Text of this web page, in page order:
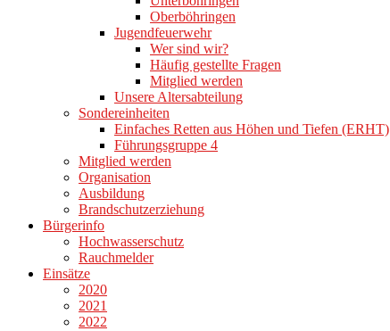
Oberböhringen
Jugendfeuerwehr
Wer sind wir?
Häufig gestellte Fragen
Mitglied werden
Unsere Altersabteilung
Sondereinheiten
Einfaches Retten aus Höhen und Tiefen (ERHT)
Führungsgruppe 4
Mitglied werden
Organisation
Ausbildung
Brandschutzerziehung
Bürgerinfo
Hochwasserschutz
Rauchmelder
Einsätze
2020
2021
2022